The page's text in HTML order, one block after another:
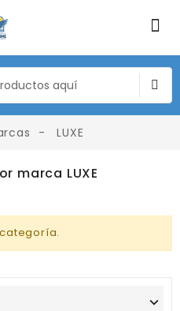
LUXE
marca LUXE